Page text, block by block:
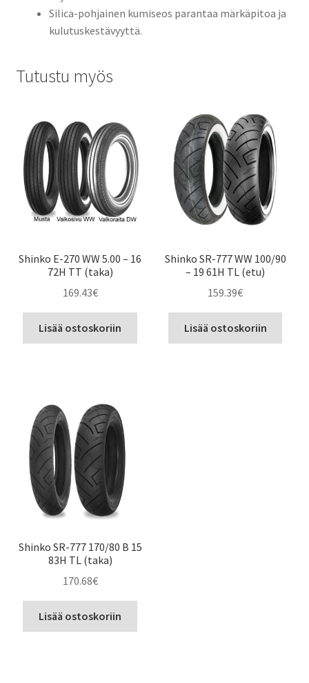
Silica-pohjainen kumiseos parantaa märkäpitoa ja
kulutuskestävyyttä.
Tutustu myös
Shinko E-270 WW 5.00 – 16
72H TT (taka)
169.43€
Lisää ostoskoriin
Shinko SR-777 WW 100/90
– 19 61H TL (etu)
159.39€
Lisää ostoskoriin
Shinko SR-777 170/80 B 15
83H TL (taka)
170.68€
Lisää ostoskoriin